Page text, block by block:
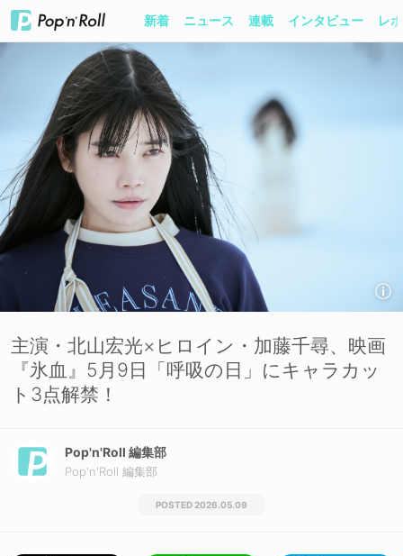
新着 ニュース 連載 インタビュー レ
主演・北山宏光×ヒロイン・加藤千尋、映画
『氷血』5月9日「呼吸の日」にキャラカッ
ト3点解禁！
Pop'n'Roll 編集部
Pop'n'Roll 編集部
2026.05.09